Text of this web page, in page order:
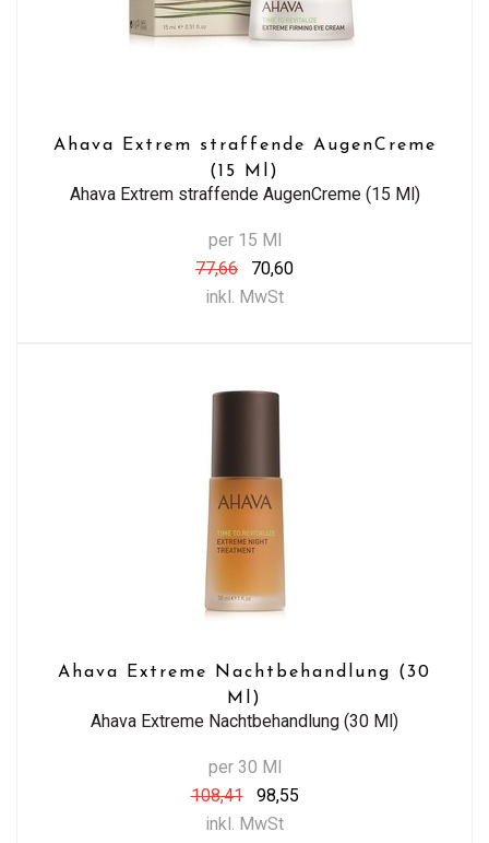
Ahava Extrem straffende AugenCreme
(15 Ml)
Ahava Extrem straffende AugenCreme (15 Ml)
per 15 Ml
77,66
70,60
inkl. MwSt
Ahava Extreme Nachtbehandlung (30
Ml)
Ahava Extreme Nachtbehandlung (30 Ml)
per 30 Ml
108,41
98,55
inkl. MwSt